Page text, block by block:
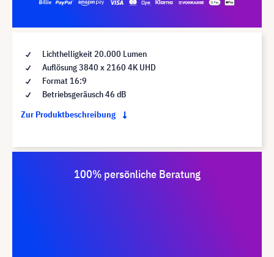
Lichthelligkeit 20.000 Lumen
Auflösung 3840 x 2160 4K UHD
Format 16:9
Betriebsgeräusch 46 dB
Zur Produktbeschreibung
100% persönliche Beratung